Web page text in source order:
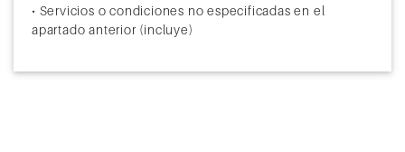
• Servicios o condiciones no especificadas en el
apartado anterior (incluye)